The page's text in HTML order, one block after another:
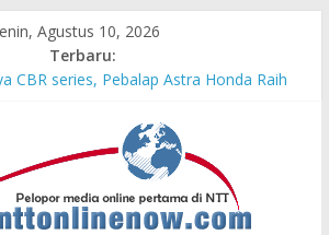
Agustus 10, 2026
Terbaru:
CBR series, Pebalap Astra Honda Raih
Nasional, Daya Fawziya Buktikan
Riding
dengan 133 Tim Karnaval
Tim Gerak Jalan
81 RI, Warga Desa Ta’aba-Malaka